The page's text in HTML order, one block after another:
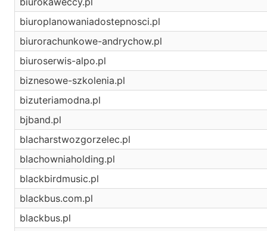
biuroplanowaniadostepnosci.pl
biurorachunkowe-andrychow.pl
biuroserwis-alpo.pl
biznesowe-szkolenia.pl
bizuteriamodna.pl
bjband.pl
blacharstwozgorzelec.pl
blachowniaholding.pl
blackbirdmusic.pl
blackbus.com.pl
blackbus.pl